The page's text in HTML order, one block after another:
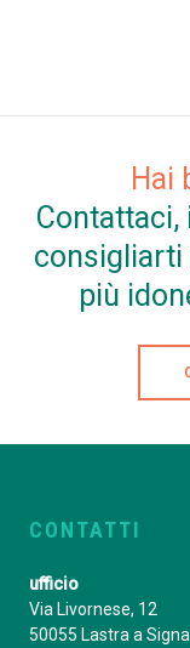
Hai
consigliarti
più
CONTATTI
ufficio
Via Livornese, 12
50055 Lastra a Signa